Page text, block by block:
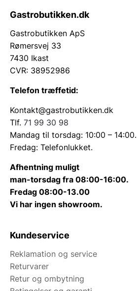
Gastrobutikken.dk
Gastrobutikken ApS
Rømersvej 33
7430 Ikast
CVR: 38952986
Telefon træffetid:
Kontakt@gastrobutikken.dk
Tlf. 71 99 30 98
Mandag til torsdag: 10:00 – 14:00.
Fredag: Telefonlukket.
Afhentning muligt
man-torsdag fra 08:00-16:00.
Fredag 08:00-13.00
Vi har ingen showroom.
Kundeservice
Reklamation og service
Returvarer
Retur og ombytning